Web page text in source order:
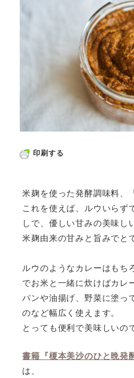
印刷する
米麹を使った発酵調味料、
これを使えば、ルウいらず
しで、優しい甘みの美味し
米麹由来の甘みと旨みでと
ルウのようなカレーはもち
でお米と一緒に炊けばカレ
パンや油揚げ、野菜に塗っ
のなど幅広く使えます。
とっても便利で美味しいの
書籍『榎本美沙のひと晩発
は、